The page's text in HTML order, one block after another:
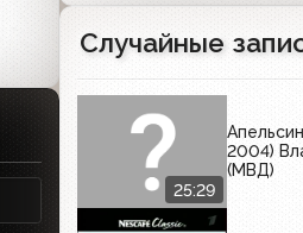
Случайные
25:29
2004)
(МВД)